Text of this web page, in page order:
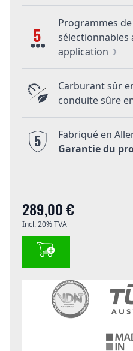
5
Programmes
sélectionnables
application
Carburant sûr
conduite sûre
5
Fabriqué en
Garantie du
289,00 €
Incl. 20% TVA